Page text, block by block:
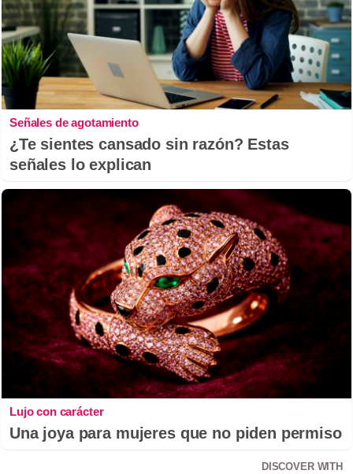
Señales de agotamiento
¿Te sientes cansado sin razón? Estas
señales lo explican
Lujo con carácter
Una joya para mujeres que no piden permiso
DISCOVER WITH